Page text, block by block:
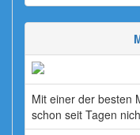
Mit einer der besten
schon seit Tagen